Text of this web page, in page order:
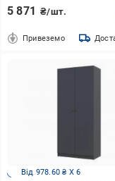
5 871 ₴/шт.
Привеземо
Від 978.60 ₴ X 6